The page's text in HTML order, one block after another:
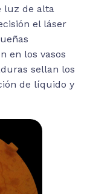
luz de alta
el láser
en los vasos
sellan los
de líquido y